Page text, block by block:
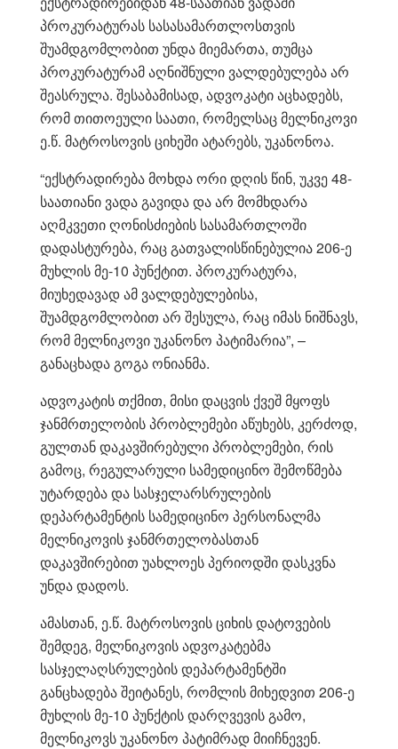
პროკურატურას სასასამართლოსთვის
შუამდგომლობით უნდა მიემართა, თუმცა
პროკურატურამ აღნიშნული ვალდებულება არ
შეასრულა. შესაბამისად, ადვოკატი აცხადებს,
რომ თითოეული საათი, რომელსაც მელნიკოვი
ე.წ. მატროსოვის ციხეში ატარებს, უკანონოა.
“ექსტრადირება მოხდა ორი დღის წინ, უკვე 48-
საათიანი ვადა გავიდა და არ მომხდარა
აღმკვეთი ღონისძიების სასამართლოში
დადასტურება, რაც გათვალისწინებულია 206-ე
მუხლის მე-10 პუნქტით. პროკურატურა,
მიუხედავად ამ ვალდებულებისა,
შუამდგომლობით არ შესულა, რაც იმას ნიშნავს,
რომ მელნიკოვი უკანონო პატიმარია”, –
განაცხადა გოგა ონიანმა.
ადვოკატის თქმით, მისი დაცვის ქვეშ მყოფს
ჯანმრთელობის პრობლემები აწუხებს, კერძოდ,
გულთან დაკავშირებული პრობლემები, რის
გამოც, რეგულარული სამედიცინო შემოწმება
უტარდება და სასჯელარსრულების
დეპარტამენტის სამედიცინო პერსონალმა
მელნიკოვის ჯანმრთელობასთან
დაკავშირებით უახლოეს პერიოდში დასკვნა
უნდა დადოს.
ამასთან, ე.წ. მატროსოვის ციხის დატოვების
შემდეგ, მელნიკოვის ადვოკატებმა
სასჯელაღსრულების დეპარტამენტში
განცხადება შეიტანეს, რომლის მიხედვით 206-ე
მუხლის მე-10 პუნქტის დარღვევის გამო,
მელნიკოვს უკანონო პატიმრად მიიჩნევენ.